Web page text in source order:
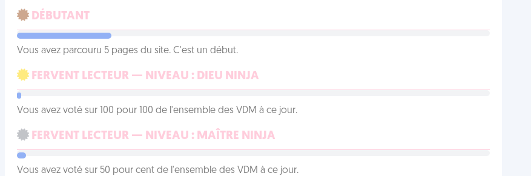
DÉBUTANT
Vous avez parcouru 5 pages du site. C'est un début.
FERVENT LECTEUR — NIVEAU : DIEU NINJA
Vous avez voté sur 100 pour 100 de l'ensemble des VDM à ce jour.
FERVENT LECTEUR — NIVEAU : MAÎTRE NINJA
Vous avez voté sur 50 pour cent de l'ensemble des VDM à ce jour.